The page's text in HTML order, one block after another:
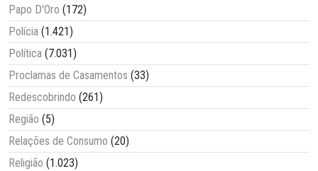
Papo D'Oro (172)
Polícia (1.421)
Política (7.031)
Proclamas de Casamentos (33)
Redescobrindo (261)
Região (5)
Relações de Consumo (20)
Religião (1.023)